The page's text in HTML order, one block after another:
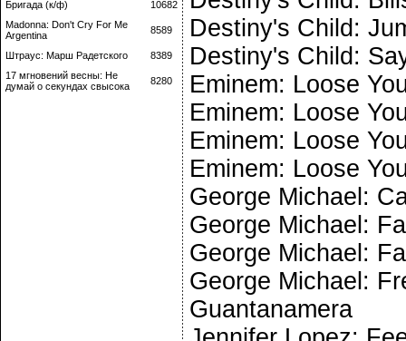
Бригада (к/ф)
10682
Madonna: Don't Cry For Me
Argentina
8589
Штраус: Марш Радетского
8389
17 мгновений весны: Не
думай о секундах свысока
8280
Destiny's Child:
Destiny's Child:
Eminem: Loose
Eminem: Loose
Eminem: Loose
Eminem: Loose
George Michael:
George Michael:
George Michael:
George Michael:
Guantanamera